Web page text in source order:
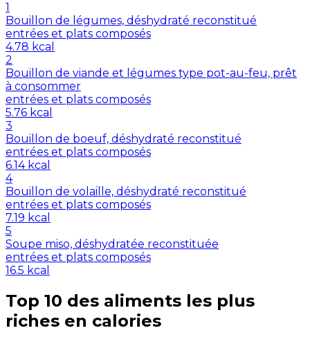
1
Bouillon de légumes, déshydraté reconstitué
entrées et plats composés
4.78 kcal
2
Bouillon de viande et légumes type pot-au-feu, prêt
à consommer
entrées et plats composés
5.76 kcal
3
Bouillon de boeuf, déshydraté reconstitué
entrées et plats composés
6.14 kcal
4
Bouillon de volaille, déshydraté reconstitué
entrées et plats composés
7.19 kcal
5
Soupe miso, déshydratée reconstituée
entrées et plats composés
16.5 kcal
Top 10 des aliments les plus
riches en calories